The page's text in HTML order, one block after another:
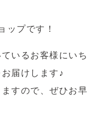
ップです！
いるお客様にい
お届けします♪
すので、ぜひお